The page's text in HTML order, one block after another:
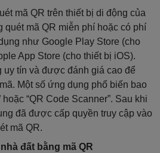
mã QR trên thiết bị di động của
quét mã QR miễn phí hoặc có phí
như Google Play Store (cho
App Store (cho thiết bị iOS).
uy tín và được đánh giá cao để
Một số ứng dụng phổ biến bao
“QR Code Scanner”. Sau khi
đã được cấp quyền truy cập vào
mã QR.
đất bằng mã QR